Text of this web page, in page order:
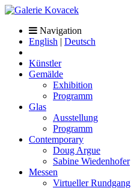
Navigation
English | Deutsch
Künstler
Gemälde
Exhibition
Programm
Glas
Ausstellung
Programm
Contemporary
Doug Argue
Sabine Wiedenhofer
Messen
Virtueller Rundgang